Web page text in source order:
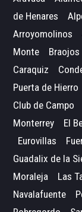
de Henares
Arroyomolinos
Monte
Braojos
Caraquiz
Puerta de Hierro
Club de Campo
Monterrey
El
Eurovillas
Guadalix de la
Moraleja
Las
Navalafuente